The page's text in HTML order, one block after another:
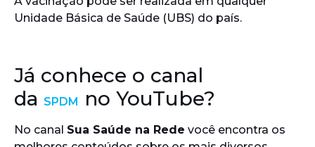
Unidade Básica de Saúde (UBS) do país.
Já conhece o canal
da SPDM no YouTube?
No canal Sua Saúde na Rede você encontra os